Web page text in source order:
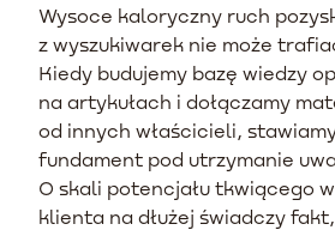
Wysoce kaloryczny ruch
z wyszukiwarek nie może
Kiedy budujemy bazę wiedzy
na artykułach i dołączamy
od innych właścicieli,
fundament pod utrzymanie
O skali potencjału tkwiącego
klienta na dłużej świadczy